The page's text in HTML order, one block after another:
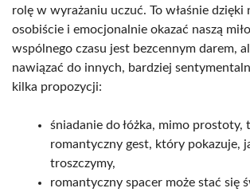
rolę w wyrażaniu uczuć. To właśnie dzięki
osobiście i emocjonalnie okazać naszą
wspólnego czasu jest bezcennym darem,
nawiązać do innych, bardziej
kilka propozycji:
śniadanie do łóżka, mimo prostoty,
romantyczny gest, który pokazuje,
troszczymy,
romantyczny spacer może stać się